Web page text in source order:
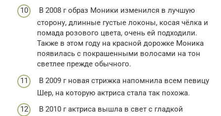
В 2008 г образ Моники изменился в лучшую
сторону, длинные густые локоны, косая чёлка и
помада розового цвета, очень ей подходили.
Также в этом году на красной дорожке Моника
появилась с покрашенными волосами на тон
светлее прежде обычного.
В 2009 г новая стрижка напомнила всем певицу
Шер, на которую актриса стала так похожа.
В 2010 г актриса вышла в свет с гладкой